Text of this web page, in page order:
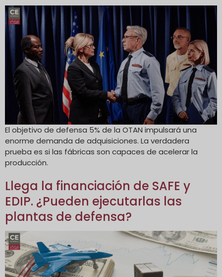
El objetivo de defensa 5% de la OTAN impulsará una
enorme demanda de adquisiciones. La verdadera
prueba es si las fábricas son capaces de acelerar la
producción.
Llega la financiación de SAFE y
EDIP. ¿Pueden ejecutarlas las
plantas de defensa?